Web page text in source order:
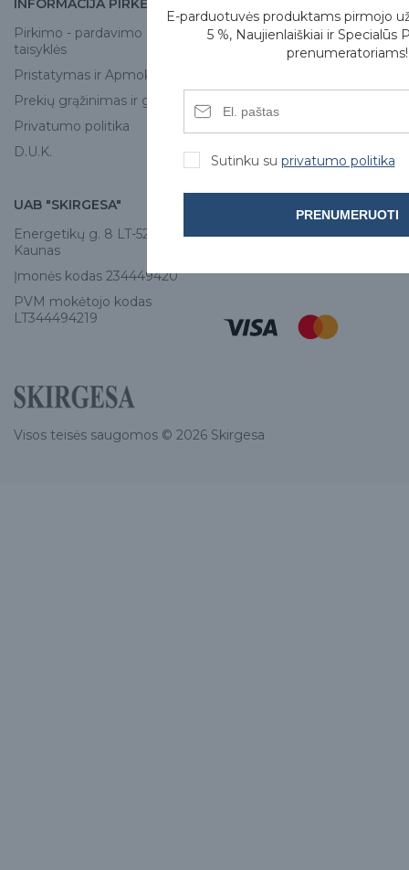
INFORMACIJA PIRKĖJUI
Pirkimo - pardavimo
taisyklės
Pristatymas ir Apmokėjimas
Prekių grąžinimas ir garantija
Privatumo politika
D.U.K.
Apie mus
Skirgesa parduotuvės
UAB "SKIRGESA"
Energetikų g. 8 LT-52461,
Kaunas
Įmonės kodas 234449420
PVM mokėtojo kodas
LT344494219
Tel:+370 671 77528
Visos teisės saugomos © 2026 Skirgesa
E-parduotuvės produktams pirmojo
5 %, Naujienlaiškiai ir Specialūs
prenumeratoriams!
Sutinku su privatumo politika
PRENUMERUOTI